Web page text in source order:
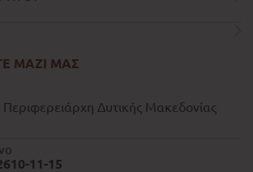
ΜΑΖΙ ΜΑΣ
Περιφερειάρχη Δυτικής Μακεδονίας
11-15